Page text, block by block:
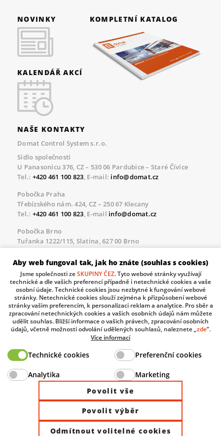
NOVINKY
KALENDÁŘ AKCÍ
KOMPLETNÍ KATALOG
NAŠE KONTAKTY
Domat Control System s.r.o.
Sídlo společnosti
U Panasonicu 376, CZ – 530 06 Pardubice – Staré Čívice
Tel.: +420 461 100 823, E-mail: info@domat.cz
Pobočka Praha
Třebízského nám. 424, CZ – 250 67 Klecany
Tel.: +420 461 100 823, E-mail info@domat.cz
Pobočka Brno
Tuřanka 1222/115, Slatina, 627 00 Brno
Tel.:+420 461 100 823, E-mailinfo@domat.cz
Servisní linka pro námi realizované akce
Po – Pá 8.30 – 17.00
tel:+420 733 421 878, E-mailservis@domat.cz
Technická podpora:
Tel.:+420 461 100 666 , WhatsApp:+420 603 735 402
Informace o zpracovávaných osobních údajích.
Ministry of Industry and Trade of the Czech Republic
© 2026 Domat Control System s.r.o. |
All rights reserved |
Aby web fungoval tak, jak ho znáte (souhlas s cookies)
Jsme společnosti zeSKUPINY ČEZ. Tyto webové stránky využívají
technické a dle vašich preferencí případně i netechnické cookies a vaše
osobní údaje. Technické cookies jsou nezbytné k fungování webové
stránky. Netechnické cookies slouží zejména k přizpůsobení webové
stránky vašim preferencím, k personalizaci reklam a analytice. Pro sběr a
zpracování netechnických cookies a vašich osobních údajů nám můžete
udělit souhlas. Bližší informace o vašich právech, zpracování osobních
údajů, včetně možnosti odvolání udělených souhlasů, naleznete „zde“.
Více informací
Technické cookies Preferenční cookies
Analytika
Marketing
Povolit vše
Povolit výběr
Odmítnout volitelné cookies